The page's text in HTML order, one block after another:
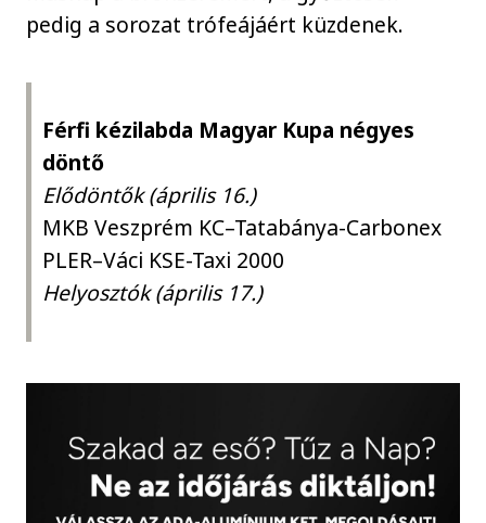
pedig a sorozat trófeájáért küzdenek.
Férfi kézilabda Magyar Kupa négyes
döntő
Elődöntők (április 16.)
MKB Veszprém KC–Tatabánya-Carbonex
PLER–Váci KSE-Taxi 2000
Helyosztók (április 17.)